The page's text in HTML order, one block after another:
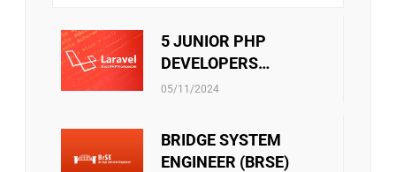
機会です。ご家族員に連携する際にはそれも誇り
に言われています。
リバークレーンベトナムは従業員に社会保険、医療保
サポートしています。さらに、他の保険契約も考慮さ
れ、検討されています。
社員向けの活動をサポートすることもあります。 ・文
化・芸術・スポーツクラブの運営費用 ・技術研究の教科
また会社政策通り、他のベネフィットもあります。
5 JUNIOR PHP
DEVELOPERS
(LARAVEL)
05/11/2024
BRIDGE SYSTEM
ENGINEER (BRSE)